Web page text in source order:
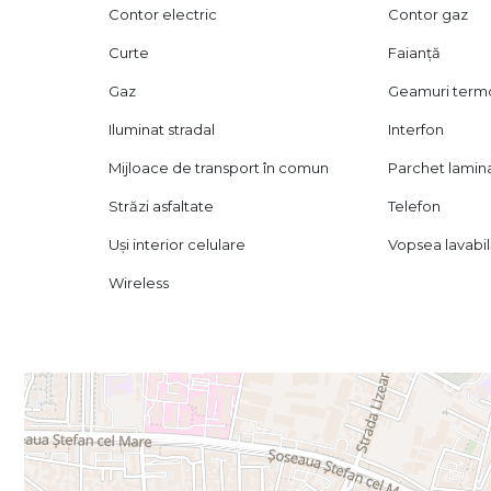
Certificatul energetic va fi disponibil la vânzare.
📞 Dacă îți dorești o vilă interbelică elegantă, bine
Contor electric Contor gaz
Curte Faianță
Gaz Geamuri
Iluminat stradal Interfon
Mijloace de transport în comun Parchet
Străzi asfaltate Telefon
Uși interior celulare Vopsea
Wireless